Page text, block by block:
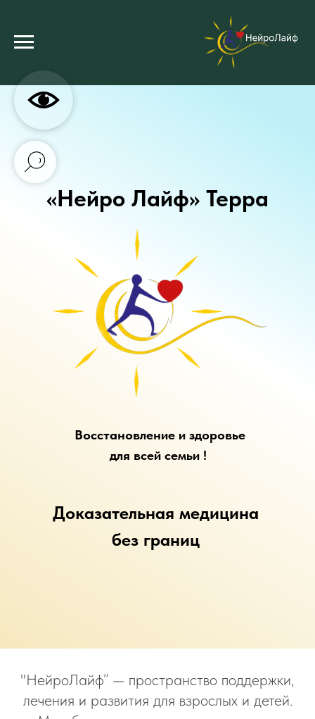
Восстановление и здоровье
для всей семьи !
Доказательная медицина
без границ
«Нейро Лайф» Терра
"НейроЛайф” — пространство поддержки,
лечения и развития для взрослых и детей.